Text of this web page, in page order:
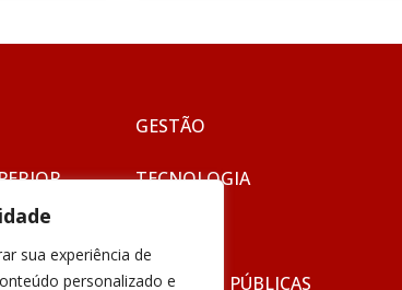
sua experiência de
personalizado e
GESTÃO
TECNOLOGIA
POLÍTICAS PÚBLICAS